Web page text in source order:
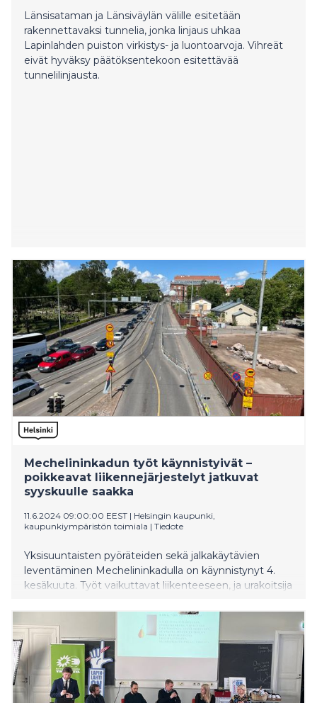
Länsisataman ja Länsiväylän välille esitetään
rakennettavaksi tunnelia, jonka linjaus uhkaa
Lapinlahden puiston virkistys- ja luontoarvoja. Vihreät
eivät hyväksy päätöksentekoon esitettävää
tunnelilinjausta.
Mechelininkadun työt käynnistyivät –
poikkeavat liikennejärjestelyt jatkuvat
syyskuulle saakka
11.6.2024 09:00:00 EEST | Helsingin kaupunki,
kaupunkiympäristön toimiala | Tiedote
Yksisuuntaisten pyöräteiden sekä jalkakäytävien
leventäminen Mechelininkadulla on käynnistynyt 4.
kesäkuuta. Työt vaikuttavat liikenteeseen, ja urakoitsija
liikennejärjestelyt ovat autoliikenteen osalta voimassa
syyskuun puoliväliin saakka. Jalankulkuun ja pyöräilyyn
työt vaikuttavat mahdollisesti pidempään.